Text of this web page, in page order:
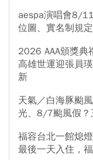
aespa演唱會8/
位圖、實名制規
2026 AAA頒獎典
高雄世運迎張員
新
天氣／白海豚颱
光、8/7颱風假？
福容台北一館熄
最後一天入住，